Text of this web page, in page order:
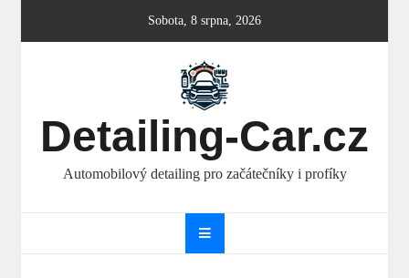
Sobota, 8 srpna, 2026
Detailing-Car.cz
Automobilový detailing pro začátečníky i profíky